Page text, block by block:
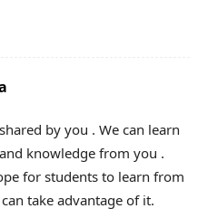
by you . We can learn
knowledge from you .
for students to learn from
take advantage of it.